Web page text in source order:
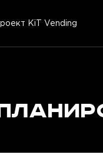
KiT Vending